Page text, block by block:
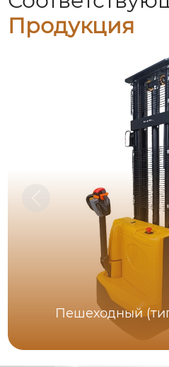
Продукция
Пешеходный